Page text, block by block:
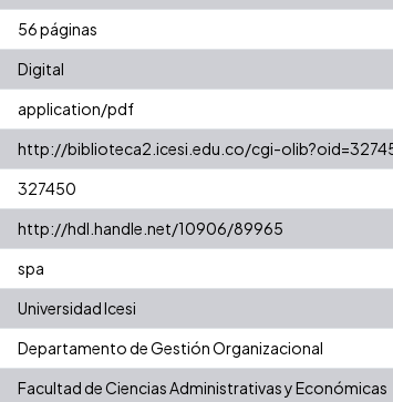
56 páginas
Digital
application/pdf
http://biblioteca2.icesi.edu.co/cgi-
327450
http://hdl.handle.net/10906/89965
spa
Universidad Icesi
Departamento de Gestión Organizacional
Facultad de Ciencias Administrativas y Económicas